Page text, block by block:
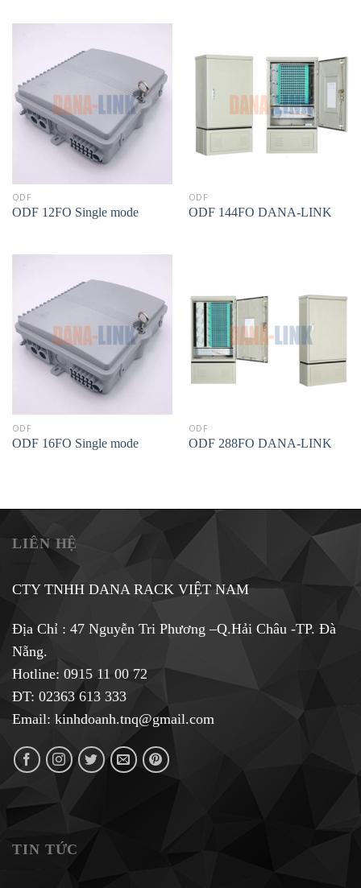
ODF
ODF 12FO Single mode
ODF
ODF 144FO DANA-LINK
ODF
ODF 16FO Single mode
ODF
ODF 288FO DANA-LINK
LIÊN HỆ
CTY TNHH DANA RACK VIỆT NAM
Địa Chỉ : 47 Nguyễn Tri Phương –Q.Hải Châu -TP. Đà
Nẵng.
Hotline: 0915 11 00 72
ĐT: 02363 613 333
Email: kinhdoanh.tnq@gmail.com
TIN TỨC